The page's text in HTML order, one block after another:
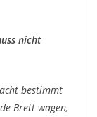
nicht
bestimmt
Brett wagen,